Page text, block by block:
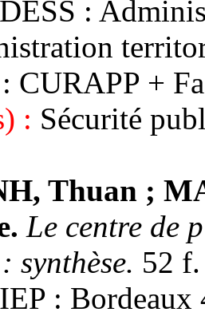
:
: CURAPP +
: Sécurité
Thuan ;
Le centre de
synthèse. 52 f.
: